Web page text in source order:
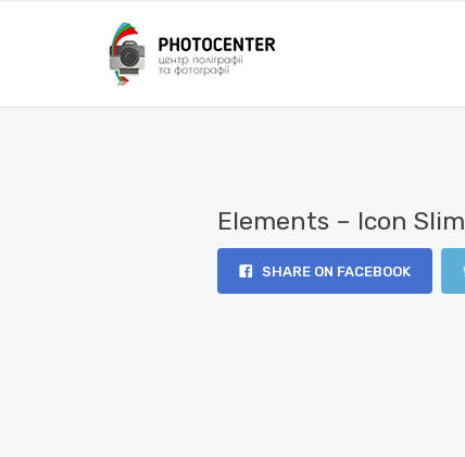
Elements – Icon Slim
SHARE ON FACEBOOK